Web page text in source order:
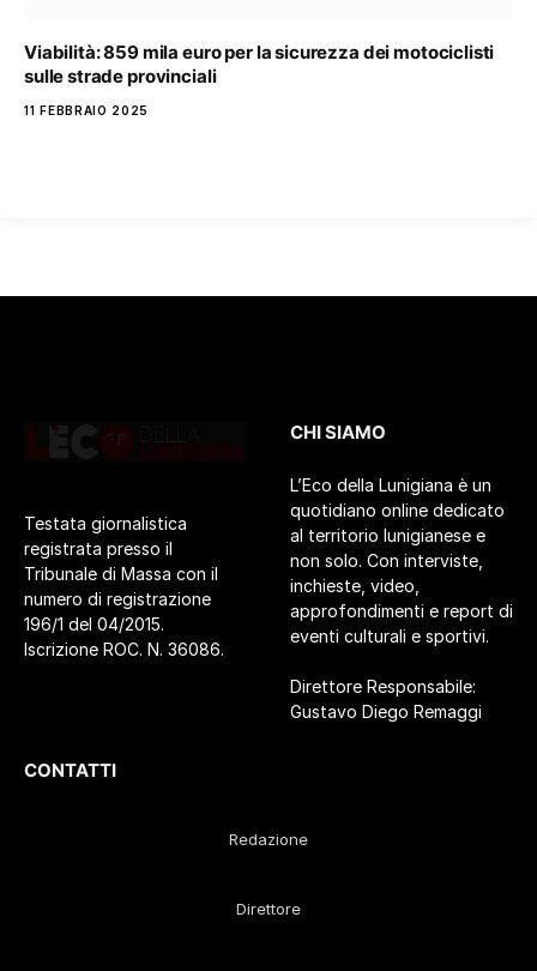
Viabilità: 859 mila euro per la sicurezza dei motociclisti
sulle strade provinciali
11 FEBBRAIO 2025
Testata giornalistica
registrata presso il
Tribunale di Massa con il
numero di registrazione
196/1 del 04/2015.
Iscrizione ROC. N. 36086.
CHI SIAMO
L’Eco della Lunigiana è un
quotidiano online dedicato
al territorio lunigianese e
non solo. Con interviste,
inchieste, video,
approfondimenti e report di
eventi culturali e sportivi.
Direttore Responsabile:
Gustavo Diego Remaggi
CONTATTI
Redazione
Direttore